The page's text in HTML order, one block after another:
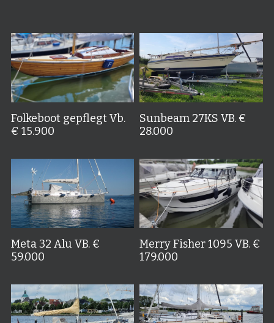
Folkeboot gepflegt Vb.
€ 15.900
Sunbeam 27KS VB. €
28.000
Meta 32 Alu VB. €
59.000
Merry Fisher 1095 VB. €
179.000